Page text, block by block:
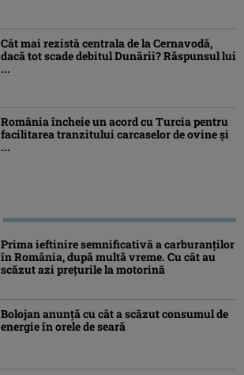
Cât mai rezistă centrala de la Cernavodă,
dacă tot scade debitul Dunării? Răspunsul lui
...
România încheie un acord cu Turcia pentru
facilitarea tranzitului carcaselor de ovine şi
...
Prima ieftinire semnificativă a carburanților
în România, după multă vreme. Cu cât au
scăzut azi prețurile la motorină
Bolojan anunță cu cât a scăzut consumul de
energie în orele de seară